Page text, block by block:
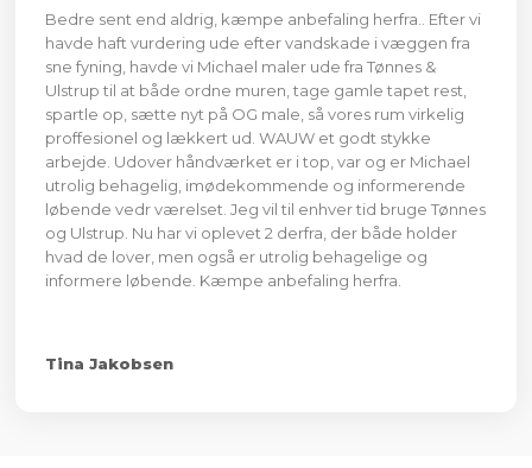
Bedre sent end aldrig, kæmpe anbefaling herfra.. Efter vi
havde haft vurdering ude efter vandskade i væggen fra
sne fyning, havde vi Michael maler ude fra Tønnes &
Ulstrup til at både ordne muren, tage gamle tapet rest,
spartle op, sætte nyt på OG male, så vores rum virkelig
proffesionel og lækkert ud. WAUW et godt stykke
arbejde. Udover håndværket er i top, var og er Michael
utrolig behagelig, imødekommende og informerende
løbende vedr værelset. Jeg vil til enhver tid bruge Tønnes
og Ulstrup. Nu har vi oplevet 2 derfra, der både holder
hvad de lover, men også er utrolig behagelige og
informere løbende. Kæmpe anbefaling herfra.
Tina Jakobsen